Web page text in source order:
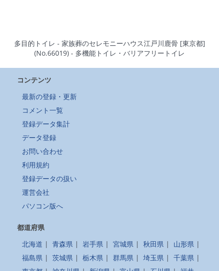
多目的トイレ - 家族葬のセレモニーハウス江戸川鹿骨 [東京都]
(No.66019) - 多機能トイレ・バリアフリートイレ
コンテンツ
最新の登録・更新
コメント一覧
登録データ集計
データ登録
お問い合わせ
利用規約
登録データの扱い
運営会社
パソコン版へ
都道府県
北海道 | 青森県 | 岩手県 | 宮城県 | 秋田県 | 山形県 |
福島県 | 茨城県 | 栃木県 | 群馬県 | 埼玉県 | 千葉県 |